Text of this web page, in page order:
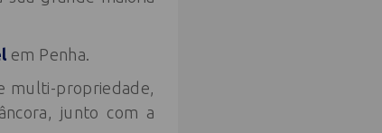
em Penha.
multi-propriedade,
junto com a